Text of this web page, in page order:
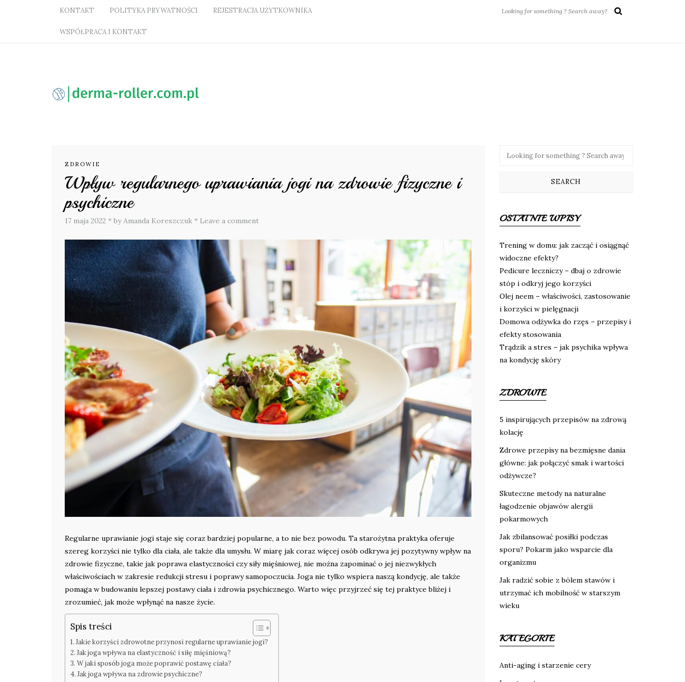
KONTAKT POLITYKA PRYWATNOŚCI REJESTRACJA UŻYTKOWNIKA
WSPÓŁPRACA I KONTAKT
ZDROWIE
Wpływ regularnego uprawiania jogi na zdrowie fizyczne i
psychiczne
17 maja 2022 * by Amanda Koreszczuk * Leave a comment
Regularne uprawianie jogi staje się coraz bardziej popularne, a to nie bez powodu. Ta starożytna praktyka oferuje
szereg korzyści nie tylko dla ciała, ale także dla umysłu. W miarę jak coraz więcej osób odkrywa jej pozytywny wpływ na
zdrowie fizyczne, takie jak poprawa elastyczności czy siły mięśniowej, nie można zapominać o jej niezwykłych
właściwościach w zakresie redukcji stresu i poprawy samopoczucia. Joga nie tylko wspiera naszą kondycję, ale także
pomaga w budowaniu lepszej postawy ciała i zdrowia psychicznego. Warto więc przyjrzeć się tej praktyce bliżej i
zrozumieć, jak może wpłynąć na nasze życie.
Spis treści
Jakie korzyści zdrowotne przynosi regularne uprawianie jogi?
Jak joga wpływa na elastyczność i siłę mięśniową?
W jaki sposób joga może poprawić postawę ciała?
Jak joga wpływa na zdrowie psychiczne?
OSTATNIE WPISY
Trening w domu: jak zacząć i osiągnąć
widoczne efekty?
Pedicure leczniczy – dbaj o zdrowie
stóp i odkryj jego korzyści
Olej neem – właściwości, zastosowanie
i korzyści w pielęgnacji
Domowa odżywka do rzęs – przepisy i
efekty stosowania
Trądzik a stres – jak psychika wpływa
na kondycję skóry
ZDROWIE
5 inspirujących przepisów na zdrową
kolację
Zdrowe przepisy na bezmięsne dania
główne: jak połączyć smak i wartości
odżywcze?
Skuteczne metody na naturalne
łagodzenie objawów alergii
pokarmowych
Jak zbilansować posiłki podczas
sporu? Pokarm jako wsparcie dla
organizmu
Jak radzić sobie z bólem stawów i
utrzymać ich mobilność w starszym
wieku
KATEGORIE
Anti-aging i starzenie cery